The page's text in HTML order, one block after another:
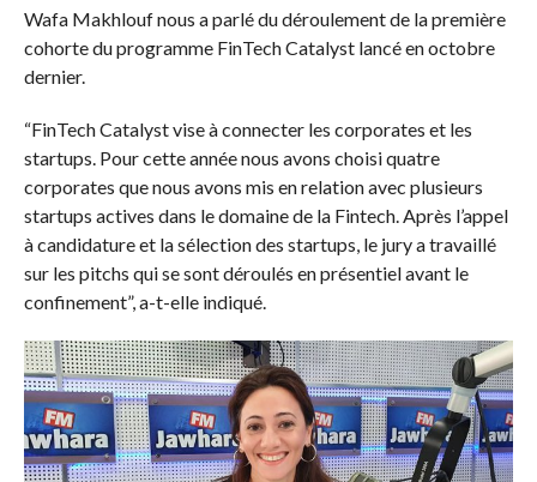
Wafa Makhlouf nous a parlé du déroulement de la première
cohorte du programme FinTech Catalyst lancé en octobre
dernier.
“FinTech Catalyst vise à connecter les corporates et les
startups. Pour cette année nous avons choisi quatre
corporates que nous avons mis en relation avec plusieurs
startups actives dans le domaine de la Fintech. Après l’appel
à candidature et la sélection des startups, le jury a travaillé
sur les pitchs qui se sont déroulés en présentiel avant le
confinement”, a-t-elle indiqué.